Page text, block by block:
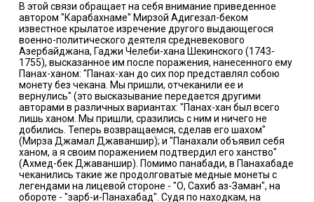
В этой связи обращает на себя внимание приведенное
автором "Карабахнаме" Мирзой Адигезал-беком
известное крылатое изречение другого выдающегося
военно-политического деятеля средневекового
Азербайджана, Гаджи Челеби-хана Шекинского (1743-
1755), высказанное им после поражения, нанесенного ему
Панах-ханом: "Панах-хан до сих пор представлял собою
монету без чекана. Мы пришли, отчеканили ее и
вернулись" (это высказывание передается другими
авторами в различных вариантах: "Панах-хан был всего
лишь ханом. Мы пришли, сразились с ним и ничего не
добились. Теперь возвращаемся, сделав его шахом"
(Мирза Джамал Джаваншир); и "Панахали объявил себя
ханом, а я своим поражением подтвердил его ханство"
(Ахмед-бек Джаваншир). Помимо панабади, в Панахабаде
чеканились такие же продолговатые медные монеты с
легендами на лицевой стороне - "О, Сахиб аз-Заман", на
обороте - "зарб-и-Панахабад". Судя по находкам, на